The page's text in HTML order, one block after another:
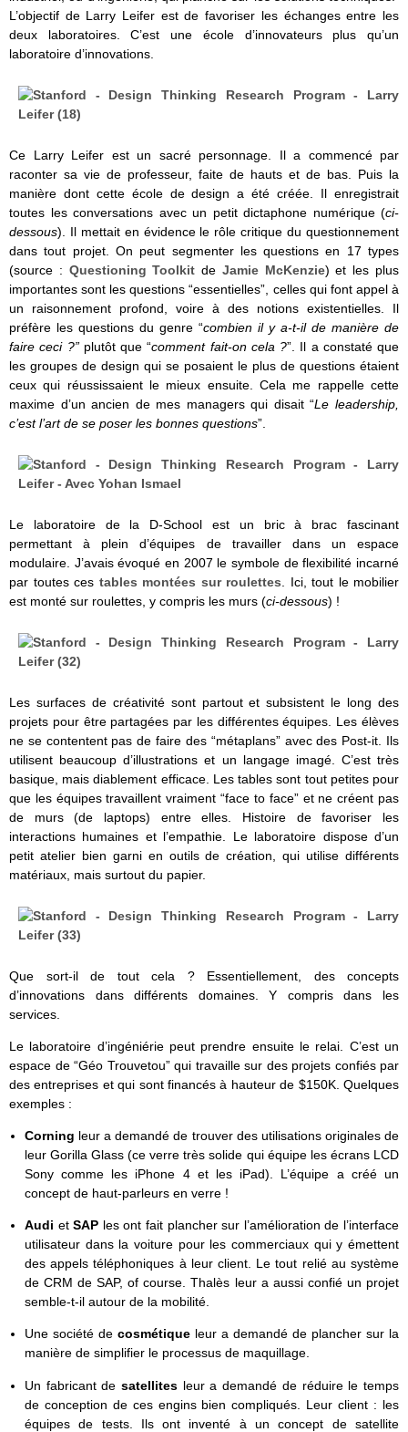
L’objectif de Larry Leifer est de favoriser les échanges entre les
deux laboratoires. C’est une école d’innovateurs plus qu’un
laboratoire d’innovations.
Ce Larry Leifer est un sacré personnage. Il a commencé par
raconter sa vie de professeur, faite de hauts et de bas. Puis la
manière dont cette école de design a été créée. Il enregistrait
toutes les conversations avec un petit dictaphone numérique (ci-
dessous). Il mettait en évidence le rôle critique du questionnement
dans tout projet. On peut segmenter les questions en 17 types
(source : Questioning Toolkit de Jamie McKenzie) et les plus
importantes sont les questions “essentielles”, celles qui font appel à
un raisonnement profond, voire à des notions existentielles. Il
préfère les questions du genre “combien il y a-t-il de manière de
faire ceci ?”plutôt que “comment fait-on cela ?”. Il a constaté que
les groupes de design qui se posaient le plus de questions étaient
ceux qui réussissaient le mieux ensuite. Cela me rappelle cette
maxime d’un ancien de mes managers qui disait “Le leadership,
c’est l’art de se poser les bonnes questions”.
Le laboratoire de la D-School est un bric à brac fascinant
permettant à plein d’équipes de travailler dans un espace
modulaire. J’avais évoqué en 2007 le symbole de flexibilité incarné
par toutes ces tables montées sur roulettes . Ici, tout le mobilier
est monté sur roulettes, y compris les murs (ci-dessous) !
Les surfaces de créativité sont partout et subsistent le long des
projets pour être partagées par les différentes équipes. Les élèves
ne se contentent pas de faire des “métaplans” avec des Post-it. Ils
utilisent beaucoup d’illustrations et un langage imagé. C’est très
basique, mais diablement efficace. Les tables sont tout petites pour
que les équipes travaillent vraiment “face to face” et ne créent pas
de murs (de laptops) entre elles. Histoire de favoriser les
interactions humaines et l’empathie. Le laboratoire dispose d’un
petit atelier bien garni en outils de création, qui utilise différents
matériaux, mais surtout du papier.
Que sort-il de tout cela ? Essentiellement, des concepts
d’innovations dans différents domaines. Y compris dans les
services.
Le laboratoire d’ingéniérie peut prendre ensuite le relai. C’est un
espace de “Géo Trouvetou” qui travaille sur des projets confiés par
des entreprises et qui sont financés à hauteur de $150K. Quelques
exemples :
Corning leur a demandé de trouver des utilisations originales de
leur Gorilla Glass (ce verre très solide qui équipe les écrans LCD
Sony comme les iPhone 4 et les iPad). L’équipe a créé un
concept de haut-parleurs en verre !
Audi etSAP les ont fait plancher sur l’amélioration de l’interface
utilisateur dans la voiture pour les commerciaux qui y émettent
des appels téléphoniques à leur client. Le tout relié au système
de CRM de SAP, of course. Thalès leur a aussi confié un projet
semble-t-il autour de la mobilité.
Une société de cosmétiqueleur a demandé de plancher sur la
manière de simplifier le processus de maquillage.
Un fabricant desatellites leur a demandé de réduire le temps
de conception de ces engins bien compliqués. Leur client : les
équipes de tests. Ils ont inventé à un concept de satellite